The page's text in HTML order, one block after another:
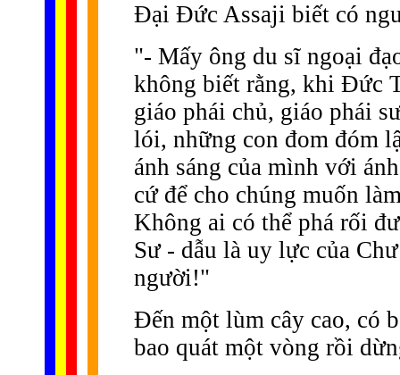
Ðại Ðức Assaji biết có
"- Mấy ông du sĩ ngoại
không biết rằng, khi Ðức
giáo phái chủ, giáo phái
lói, những con đom đóm
ánh sáng của mình với
cứ để cho chúng muốn
Không ai có thể phá rối
Sư - dẫu là uy lực của
người!"
Ðến một lùm cây cao, có
bao quát một vòng rồi